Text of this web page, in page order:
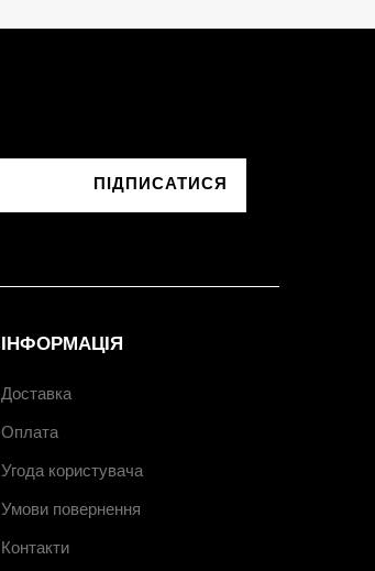
ПІДПИСАТИСЯ
ІНФОРМАЦІЯ
Доставка
Оплата
Угода користувача
Умови повернення
Контакти